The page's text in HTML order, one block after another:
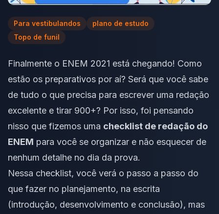
Para vestibulandos
plano de estudo
Topo de funil
Finalmente o ENEM 2021 está chegando! Como
estão os preparativos por aí? Será que você sabe
de tudo o que precisa para escrever uma redação
excelente e tirar 900+? Por isso, foi pensando
nisso que fizemos uma checklist de redação do
ENEM para você se organizar e não esquecer de
nenhum detalhe no dia da prova.
Nessa checklist, você verá o passo a passo do
que fazer no planejamento, na escrita
(introdução, desenvolvimento e conclusão), mas